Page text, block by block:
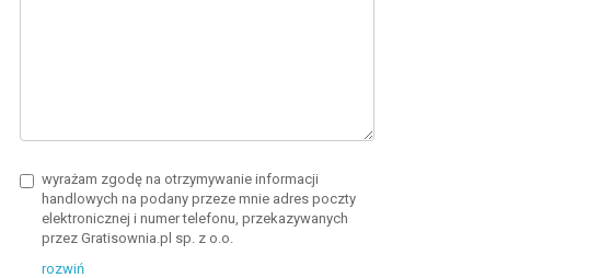
wyrażam zgodę na otrzymywanie informacji
handlowych na podany przeze mnie adres poczty
elektronicznej i numer telefonu, przekazywanych
przez Gratisownia.pl sp. z o.o.
rozwiń